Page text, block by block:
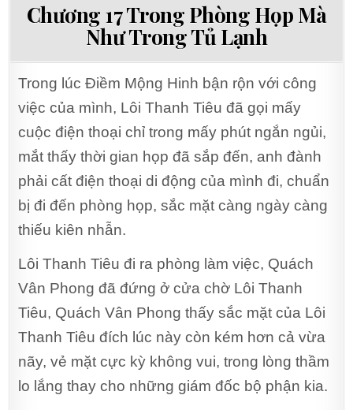
Chương 17 Trong Phòng Họp Mà
Như Trong Tủ Lạnh
Trong lúc Điềm Mộng Hinh bận rộn với công
việc của mình, Lôi Thanh Tiêu đã gọi mấy
cuộc điện thoại chỉ trong mấy phút ngắn ngủi,
mắt thấy thời gian họp đã sắp đến, anh đành
phải cất điện thoại di động của mình đi, chuẩn
bị đi đến phòng họp, sắc mặt càng ngày càng
thiếu kiên nhẫn.
Lôi Thanh Tiêu đi ra phòng làm việc, Quách
Vân Phong đã đứng ở cửa chờ Lôi Thanh
Tiêu, Quách Vân Phong thấy sắc mặt của Lôi
Thanh Tiêu đích lúc này còn kém hơn cả vừa
nãy, vẻ mặt cực kỳ không vui, trong lòng thầm
lo lắng thay cho những giám đốc bộ phận kia.